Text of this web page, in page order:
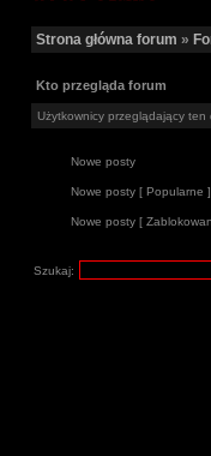
Strona główna forum »
Kto przegląda forum
Użytkownicy przeglądający ten
Nowe posty
Nowe posty [ Popularne ]
Nowe posty [
Szukaj: